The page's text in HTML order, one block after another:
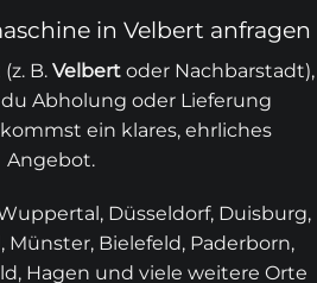
in Velbert anfragen
B. Velbert oder Nachbarstadt),
Abholung oder Lieferung
ein klares, ehrliches
Angebot.
Düsseldorf, Duisburg,
Bielefeld, Paderborn,
Hagen und viele weitere Orte